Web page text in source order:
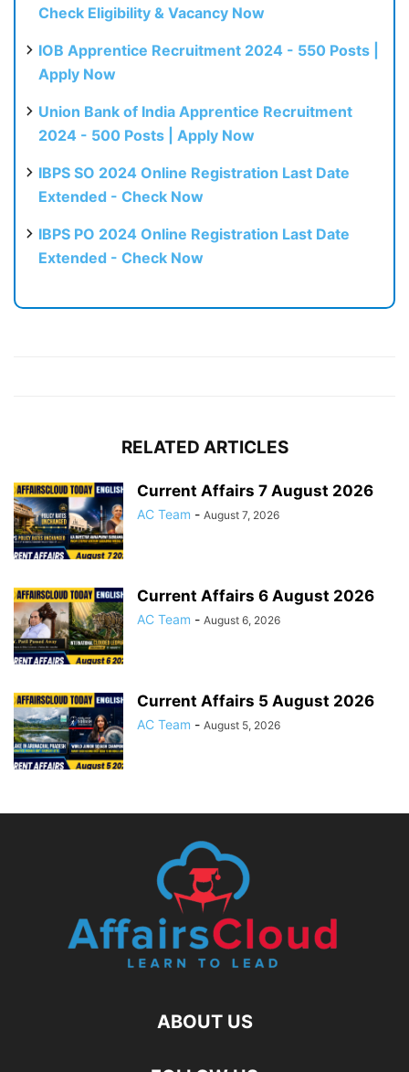
Check Eligibility & Vacancy Now
IOB Apprentice Recruitment 2024 - 550 Posts |
Apply Now
Union Bank of India Apprentice Recruitment
2024 - 500 Posts | Apply Now
IBPS SO 2024 Online Registration Last Date
Extended - Check Now
IBPS PO 2024 Online Registration Last Date
Extended - Check Now
RELATED ARTICLES
Current Affairs 7 August 2026
AC Team - August 7, 2026
Current Affairs 6 August 2026
AC Team - August 6, 2026
Current Affairs 5 August 2026
AC Team - August 5, 2026
ABOUT US